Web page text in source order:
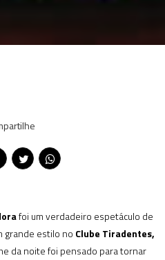
foi um verdadeiro espetáculo de
grande estilo no Clube Tiradentes,
da noite foi pensado para tornar